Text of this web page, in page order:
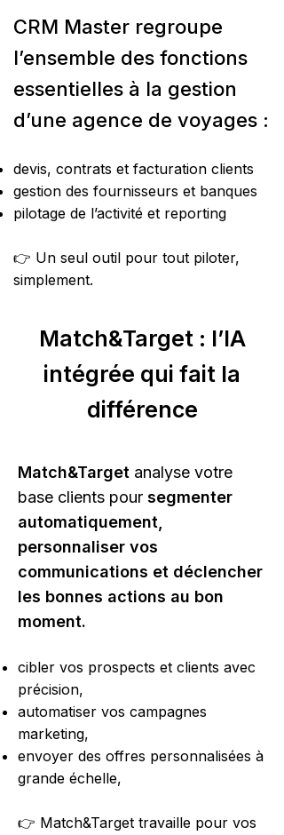
CRM Master regroupe
l’ensemble des fonctions
essentielles à la gestion
d’une agence de voyages :
devis, contrats et facturation clients
gestion des fournisseurs et banques
pilotage de l’activité et reporting
👉 Un seul outil pour tout piloter,
simplement.
Match&Target : l’IA
intégrée qui fait la
différence
Match&Target analyse votre
base clients pour segmenter
automatiquement,
personnaliser vos
communications et déclencher
les bonnes actions au bon
moment.
cibler vos prospects et clients avec
précision,
automatiser vos campagnes
marketing,
envoyer des offres personnalisées à
grande échelle,
👉 Match&Target travaille pour vos